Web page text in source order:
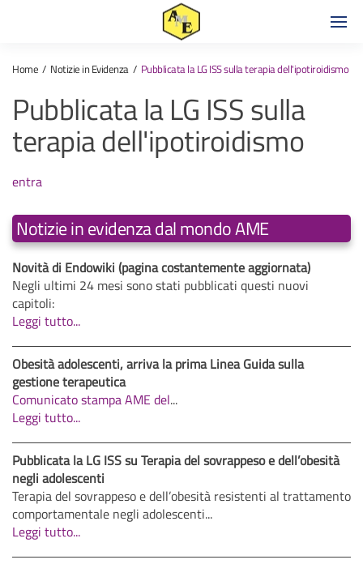
Home Notizie in Evidenza Pubblicata la LG ISS sulla terapia dell'ipotiroidismo
Pubblicata la LG ISS sulla
terapia dell'ipotiroidismo
entra
Notizie in evidenza dal mondo AME
Novità di Endowiki (pagina costantemente aggiornata)
Negli ultimi 24 mesi sono stati pubblicati questi nuovi
capitoli:
Leggi tutto...
Obesità adolescenti, arriva la prima Linea Guida sulla
gestione terapeutica
Comunicato stampa AME del...
Leggi tutto...
Pubblicata la LG ISS su Terapia del sovrappeso e dell’obesità
negli adolescenti
Terapia del sovrappeso e dell’obesità resistenti al trattamento
comportamentale negli adolescenti...
Leggi tutto...